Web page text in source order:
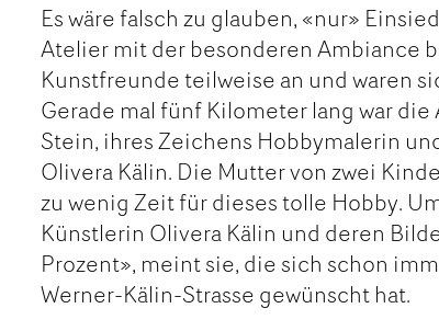
Es wäre falsch zu glauben, «nur»
Atelier mit der besonderen Ambiance
Kunstfreunde teilweise an und waren
Gerade mal fünf Kilometer lang war
Stein, ihres Zeichens Hobbymalerin
Olivera Kälin. Die Mutter von zwei
zu wenig Zeit für dieses tolle Hobby.
Künstlerin Olivera Kälin und deren
Prozent», meint sie, die sich schon
Werner-Kälin-Strasse gewünscht hat.